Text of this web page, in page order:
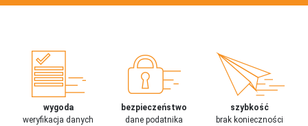
wygoda
weryfikacja danych
bezpieczeństwo
dane podatnika
szybkość
brak konieczności